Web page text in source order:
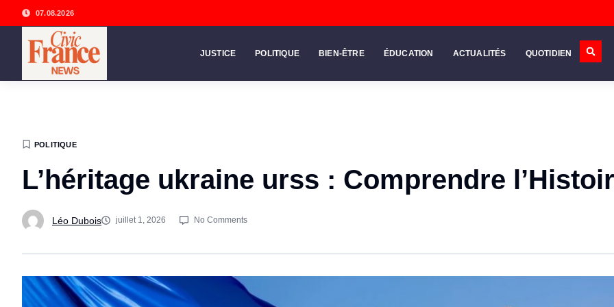
07.08.2026
JUSTICE POLITIQUE BIEN-ÊTRE ÉDUCATION ACTUALITÉS QUOTIDIEN
POLITIQUE
L’héritage ukraine urss : Comprendre
Léo Dubois juillet 1, 2026 No Comments